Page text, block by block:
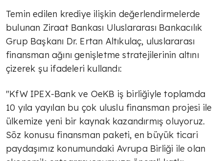
Temin edilen krediye ilişkin değerlendirmelerde
bulunan Ziraat Bankası Uluslararası Bankacılık
Grup Başkanı Dr. Ertan Altıkulaç, uluslararası
finansman ağını genişletme stratejilerinin altını
çizerek şu ifadeleri kullandı:
"KfW IPEX-Bank ve OeKB iş birliğiyle toplamda
10 yıla yayılan bu çok uluslu finansman projesi ile
ülkemize yeni bir kaynak kazandırmış oluyoruz.
Söz konusu finansman paketi, en büyük ticari
paydaşımız konumundaki Avrupa Birliği ile olan